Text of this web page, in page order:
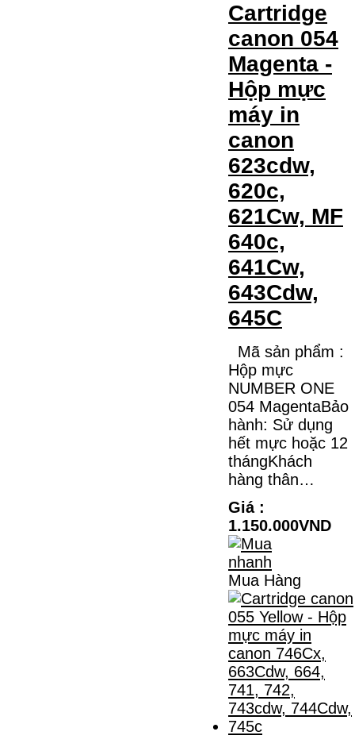
Cartridge
canon 054
Magenta -
Hộp mực
máy in
canon
623cdw,
620c,
621Cw, MF
640c,
641Cw,
643Cdw,
645C
Mã sản phẩm :
Hộp mực
NUMBER ONE
054 MagentaBảo
hành: Sử dụng
hết mực hoặc 12
thángKhách
hàng thân…
Giá :
1.150.000VND
Mua Hàng